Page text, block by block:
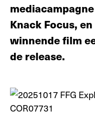
Knack Focus,
winnende film
de release.